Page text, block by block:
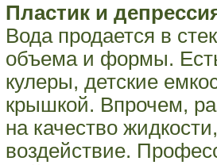
Пластик и
Вода продается в
объема и формы.
кулеры, детские
крышкой. Впрочем,
на качество
воздействие.